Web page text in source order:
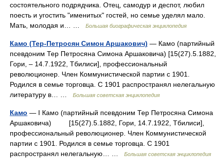
состоятельного подрядчика. Отец, самодур и деспот, любил
поесть и угостить "именитых" гостей, но семье уделял мало.
Мать, молодая и… …
Большая биографическая энциклопедия
Камо (Тер-Петросян Симон Аршакович) — Камо (партийный
псевдоним Тер Петросяна Симона Аршаковича) [15(27).5.1882,
Гори, ‒ 14.7.1922, Тбилиси], профессиональный
революционер. Член Коммунистической партии с 1901.
Родился в семье торговца. С 1901 распространял нелегальную
литературу в… …
Большая советская энциклопедия
Камо — I Камо (партийный псевдоним Тер Петросяна Симона
Аршаковича) [15(27).5.1882, Гори, 14.7.1922, Тбилиси],
профессиональный революционер. Член Коммунистической
партии с 1901. Родился в семье торговца. С 1901
распространял нелегальную… …
Большая советская энциклопедия